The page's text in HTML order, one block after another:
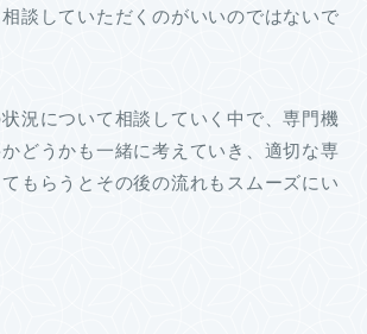
談していただくのがいいのではないで
況について相談していく中で、専門機
どうかも一緒に考えていき、適切な専
もらうとその後の流れもスムーズにい